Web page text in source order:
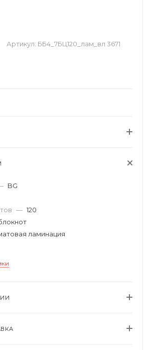
Артикул: ББ4_7БЦ120_лам_вл 3671
BG
— 120
ламинация